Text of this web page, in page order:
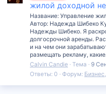
жилой доходной
Название: Управление
Автор: Надежда Шибеко
Надежды Шибеко. Я
долгосрочной аренды.
и на чем они
размещать рекламу,
Calvin Candie Тема 9
Ответы: 0
Форум: